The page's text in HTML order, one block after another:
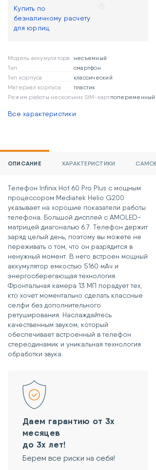
осуществляются за счет
покупателя и компенсируются
продавцом одновременно с
При желании можно продлить
гарантию на товар данной
категории на срок до 3 лет.
Стоимость предоставления услуги
дополнительной гарантии:
приобретаемого устройства.
Если приобретенный товар не
подошел или не понравился, его
соблюдении обязательных
условий:
При покупке товара была
приобретена услуга «Возврат
товара в течение 15 дней»,
Сохранены чек и гарантийный
талон.
Товар не был в употреблении.
Сохранены потребительские
свойства товара.
Сохранен товарный вид
устройства.
Сохранен товарный вид упаковки.
Сохранен товарный вид комплекта.
Отсутствуют какие-либо
пользовательские защитные
пароли и ключи.
Купить по
безналичному расчету
для юрлиц
Модель аккумулятора
несъемный
Тип
смартфон
Тип корпуса
классический
Материал корпуса
пластик
Режим работы нескольких SIM-картпопеременный
Все характеристики
ОПИСАНИЕ ХАРАКТЕРИСТИКИ
Телефон Infinix Hot 60 Pro Plus с мощным
процессором Mediatek Helio G200
указывает на хорошие показатели работы
телефона. Большой дисплей с AMOLED-
матрицей диагональю 6.7. Телефон держит
заряд целый день, поэтому вы можете не
переживать о том, что он разрядится в
ненужный момент. В него встроен мощный
аккумулятор емкостью 5160 мАч и
энергосберегающая технология.
Фронтальная камера 13 МП порадует тех,
кто хочет моментально сделать классные
селфи без дополнительного
ретуширования. Наслаждайтесь
качественным звуком, который
обеспечивает встроенный в телефон
стереодинамик и уникальная технология
обработки звука.
Даем гарантию от 3х
месяцев
до 3х лет!
Берем все риски на себя!